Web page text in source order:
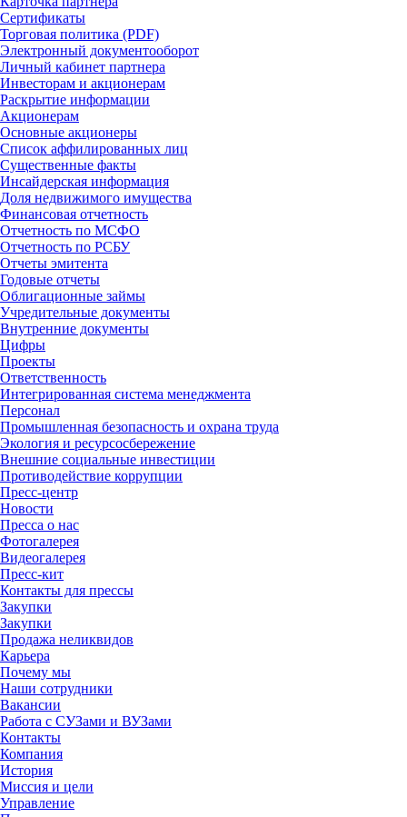
Сертификаты
Торговая политика (PDF)
Электронный документооборот
Личный кабинет партнера
Инвесторам и акционерам
Раскрытие информации
Акционерам
Основные акционеры
Список аффилированных лиц
Существенные факты
Инсайдерская информация
Доля недвижимого имущества
Финансовая отчетность
Отчетность по МСФО
Отчетность по РСБУ
Отчеты эмитента
Годовые отчеты
Облигационные займы
Учредительные документы
Внутренние документы
Цифры
Проекты
Ответственность
Интегрированная система менеджмента
Персонал
Промышленная безопасность и охрана труда
Экология и ресурсосбережение
Внешние социальные инвестиции
Противодействие коррупции
Пресс-центр
Новости
Пресса о нас
Фотогалерея
Видеогалерея
Пресс-кит
Контакты для прессы
Закупки
Закупки
Продажа неликвидов
Карьера
Почему мы
Наши сотрудники
Вакансии
Работа с СУЗами и ВУЗами
Контакты
Компания
История
Миссия и цели
Управление